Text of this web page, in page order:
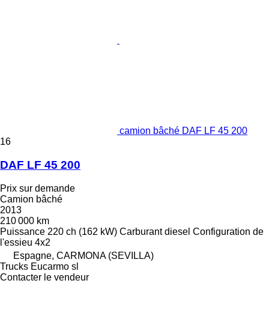
camion bâché DAF LF 45 200
16
DAF LF 45 200
Prix sur demande
Camion bâché
2013
210 000 km
Puissance 220 ch (162 kW) Carburant diesel Configuration de
l'essieu 4x2
Espagne, CARMONA (SEVILLA)
Trucks Eucarmo sl
Contacter le vendeur